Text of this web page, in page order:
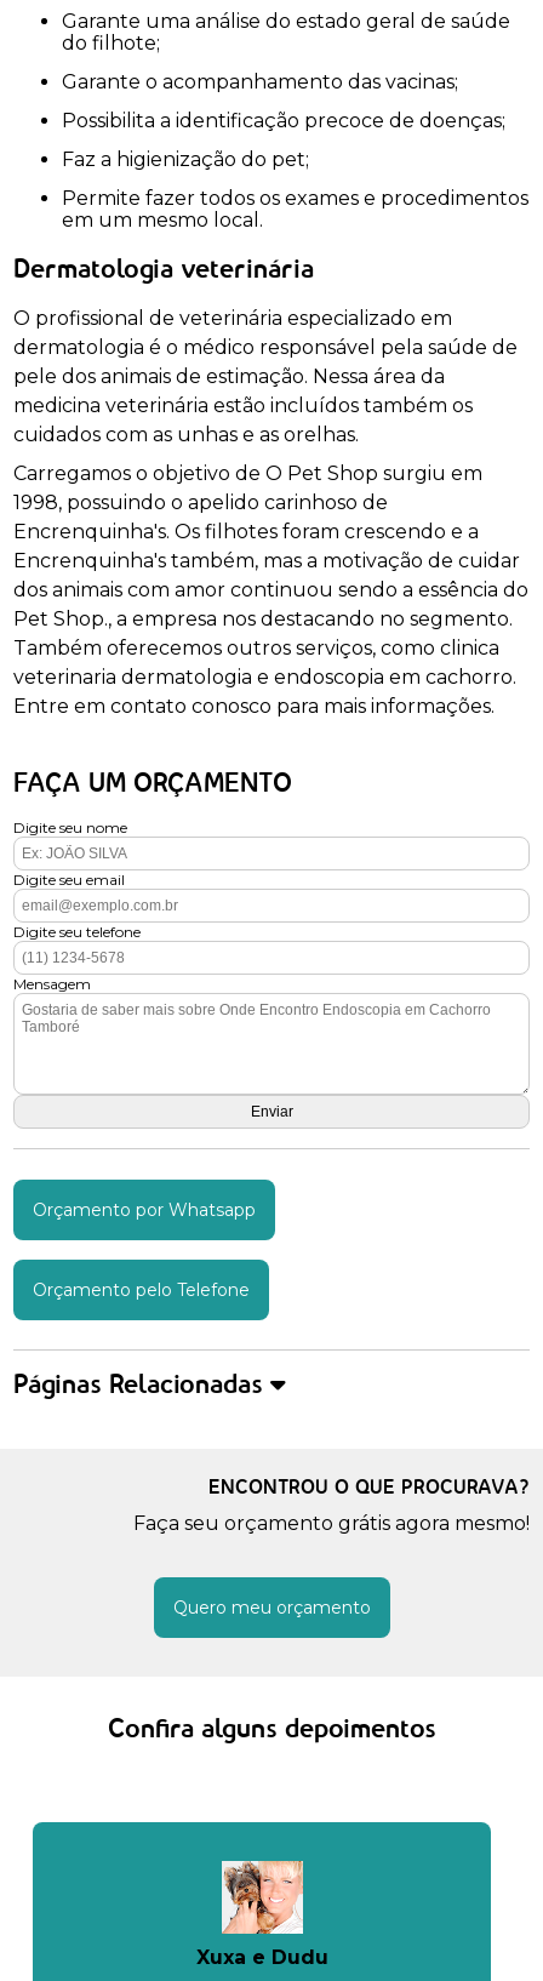
Garante uma análise do estado geral de saúde
do filhote;
Garante o acompanhamento das vacinas;
Possibilita a identificação precoce de doenças;
Faz a higienização do pet;
Permite fazer todos os exames e procedimentos
em um mesmo local.
Dermatologia veterinária
O profissional de veterinária especializado em
dermatologia é o médico responsável pela saúde de
pele dos animais de estimação. Nessa área da
medicina veterinária estão incluídos também os
cuidados com as unhas e as orelhas.
Carregamos o objetivo de O Pet Shop surgiu em
1998, possuindo o apelido carinhoso de
Encrenquinha's. Os filhotes foram crescendo e a
Encrenquinha's também, mas a motivação de cuidar
dos animais com amor continuou sendo a essência do
Pet Shop., a empresa nos destacando no segmento.
Também oferecemos outros serviços, como clinica
veterinaria dermatologia e endoscopia em cachorro.
Entre em contato conosco para mais informações.
FAÇA UM ORÇAMENTO
Digite seu nome
Digite seu email
Digite seu telefone
Mensagem
Orçamento por Whatsapp
Orçamento pelo Telefone
Páginas Relacionadas
ENCONTROU O QUE PROCURAVA?
Faça seu orçamento grátis agora mesmo!
Quero meu orçamento
Confira alguns depoimentos
Xuxa e Dudu